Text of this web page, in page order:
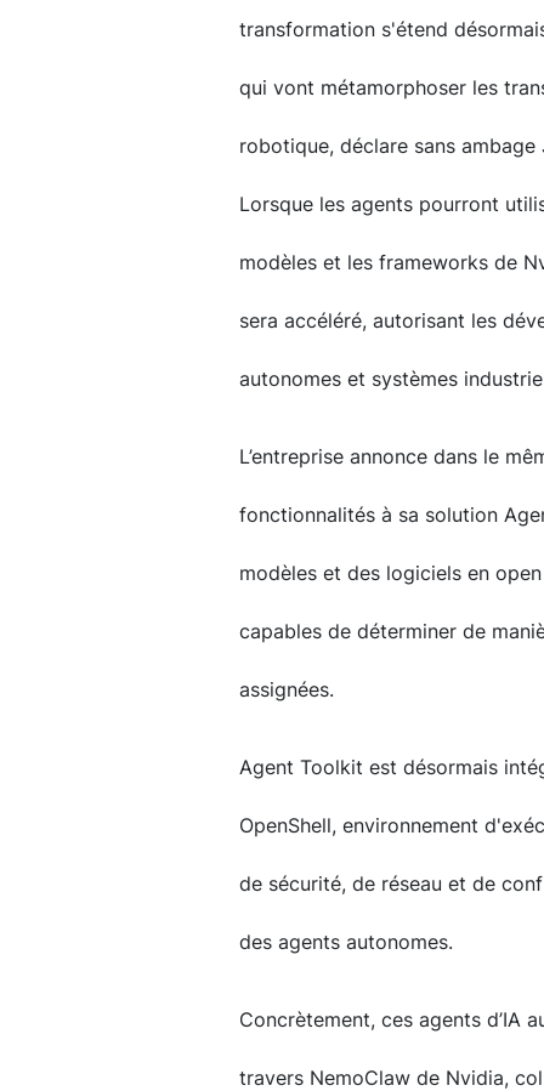
transformation s'étend
qui vont métamorphoser les
robotique, déclare sans
Lorsque les agents pourront
modèles et les frameworks de
sera accéléré, autorisant les
autonomes et systèmes
L’entreprise annonce dans le
fonctionnalités à sa solution
modèles et des logiciels en
capables de déterminer de
assignées.
Agent Toolkit est désormais
OpenShell, environnement
de sécurité, de réseau et de
des agents autonomes.
Concrètement, ces agents d’IA
travers NemoClaw de Nvidia,